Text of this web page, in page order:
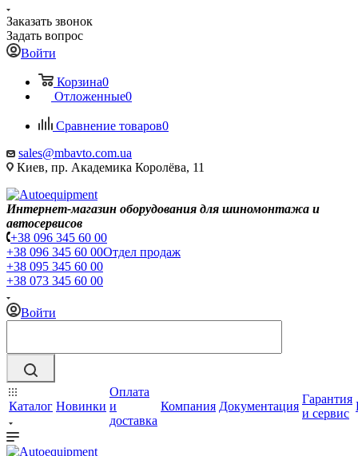
Заказать звонок
Задать вопрос
Войти
Корзина0
Отложенные0
Сравнение товаров0
sales@mbavto.com.ua
Киев, пр. Академика Королёва, 11
Интернет-магазин оборудования для шиномонтажа и
автосервисов
+38 096 345 60 00
+38 096 345 60 00Отдел продаж
+38 095 345 60 00
+38 073 345 60 00
Войти
Каталог Новинки
Оплата
и
доставка
Компания Документация
Гарантия
и сервис